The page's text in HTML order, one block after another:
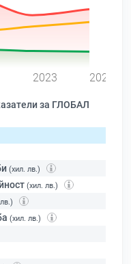
2023 2024
за ГЛОБАЛ
(хил. лв.)
(хил. лв.)
(хил. лв.)